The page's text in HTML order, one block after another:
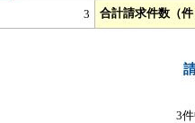
3 合計請求件数（
3